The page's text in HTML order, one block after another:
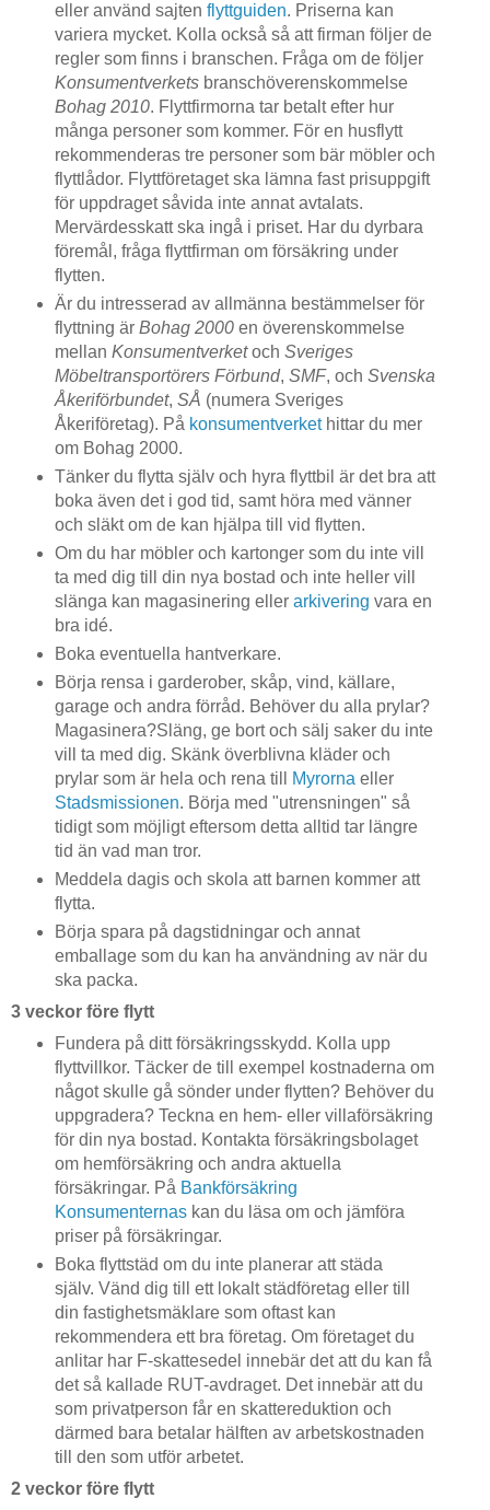
eller använd sajten flyttguiden. Priserna kan
variera mycket. Kolla också så att firman följer de
regler som finns i branschen. Fråga om de följer
Konsumentverketsbranschöverenskommelse
Bohag 2010. Flyttfirmorna tar betalt efter hur
många personer som kommer. För en husflytt
rekommenderas tre personer som bär möbler och
flyttlådor. Flyttföretaget ska lämna fast prisuppgift
för uppdraget såvida inte annat avtalats.
Mervärdesskatt ska ingå i priset. Har du dyrbara
föremål, fråga flyttfirman om försäkring under
flytten.
Är du intresserad av allmänna bestämmelser för
flyttning är Bohag 2000en överenskommelse
mellan Konsumentverketoch Sveriges
Möbeltransportörers Förbund, SMF, och Svenska
Åkeriförbundet, SÅ (numera Sveriges
Åkeriföretag). På konsumentverkethittar du mer
om Bohag 2000.
Tänker du flytta själv och hyra flyttbil är det bra att
boka även det i god tid, samt höra med vänner
och släkt om de kan hjälpa till vid flytten.
Om du har möbler och kartonger som du inte vill
ta med dig till din nya bostad och inte heller vill
slänga kan magasinering eller arkivering vara en
bra idé.
Boka eventuella hantverkare.
Börja rensa i garderober, skåp, vind, källare,
garage och andra förråd. Behöver du alla prylar?
Magasinera?Släng, ge bort och sälj saker du inte
vill ta med dig. Skänk överblivna kläder och
prylar som är hela och rena till
Myrorna eller
Stadsmissionen. Börja med "utrensningen" så
tidigt som möjligt eftersom detta alltid tar längre
tid än vad man tror.
Meddela dagis och skola att barnen kommer att
flytta.
Börja spara på dagstidningar och annat
emballage som du kan ha användning av när du
ska packa.
3 veckor före flytt
Fundera på ditt försäkringsskydd. Kolla upp
flyttvillkor. Täcker de till exempel kostnaderna om
något skulle gå sönder under flytten? Behöver du
uppgradera? Teckna en hem- eller villaförsäkring
för din nya bostad. Kontakta försäkringsbolaget
om hemförsäkring och andra aktuella
försäkringar. På Bankförsäkring
Konsumenternaskan du läsa om och jämföra
priser på försäkringar.
Boka flyttstäd om du inte planerar att städa
själv. Vänd dig till ett lokalt städföretag eller till
din fastighetsmäklare som oftast kan
rekommendera ett bra företag. Om företaget du
anlitar har F-skattesedel innebär det att du kan få
det så kallade RUT-avdraget. Det innebär att du
som privatperson får en skattereduktion och
därmed bara betalar hälften av arbetskostnaden
till den som utför arbetet.
2 veckor före flytt